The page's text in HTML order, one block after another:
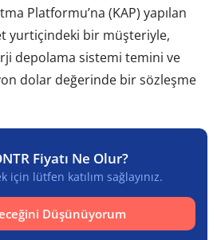
Platformu’na (KAP) yapılan
yurtiçindeki bir müşteriyle,
depolama sistemi temini ve
dolar değerinde bir sözleşme
Fiyatı Ne Olur?
için lütfen katılım sağlayınız.
Düşünüyorum